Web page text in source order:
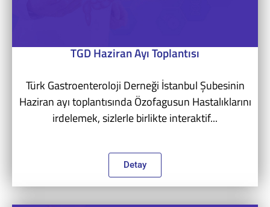
TGD Haziran Ayı Toplantısı
Türk Gastroenteroloji Derneği İstanbul Şubesinin
Haziran ayı toplantısında Özofagusun Hastalıklarını
irdelemek, sizlerle birlikte interaktif...
Detay